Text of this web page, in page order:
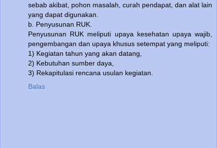
sebab akibat, pohon masalah, curah pendapat, dan alat lain
yang dapat digunakan.
b. Penyusunan RUK.
Penyusunan RUK meliputi upaya kesehatan upaya wajib,
pengembangan dan upaya khusus setempat yang meliputi:
1) Kegiatan tahun yang akan datang,
2) Kebutuhan sumber daya,
3) Rekapitulasi rencana usulan kegiatan.
Balas